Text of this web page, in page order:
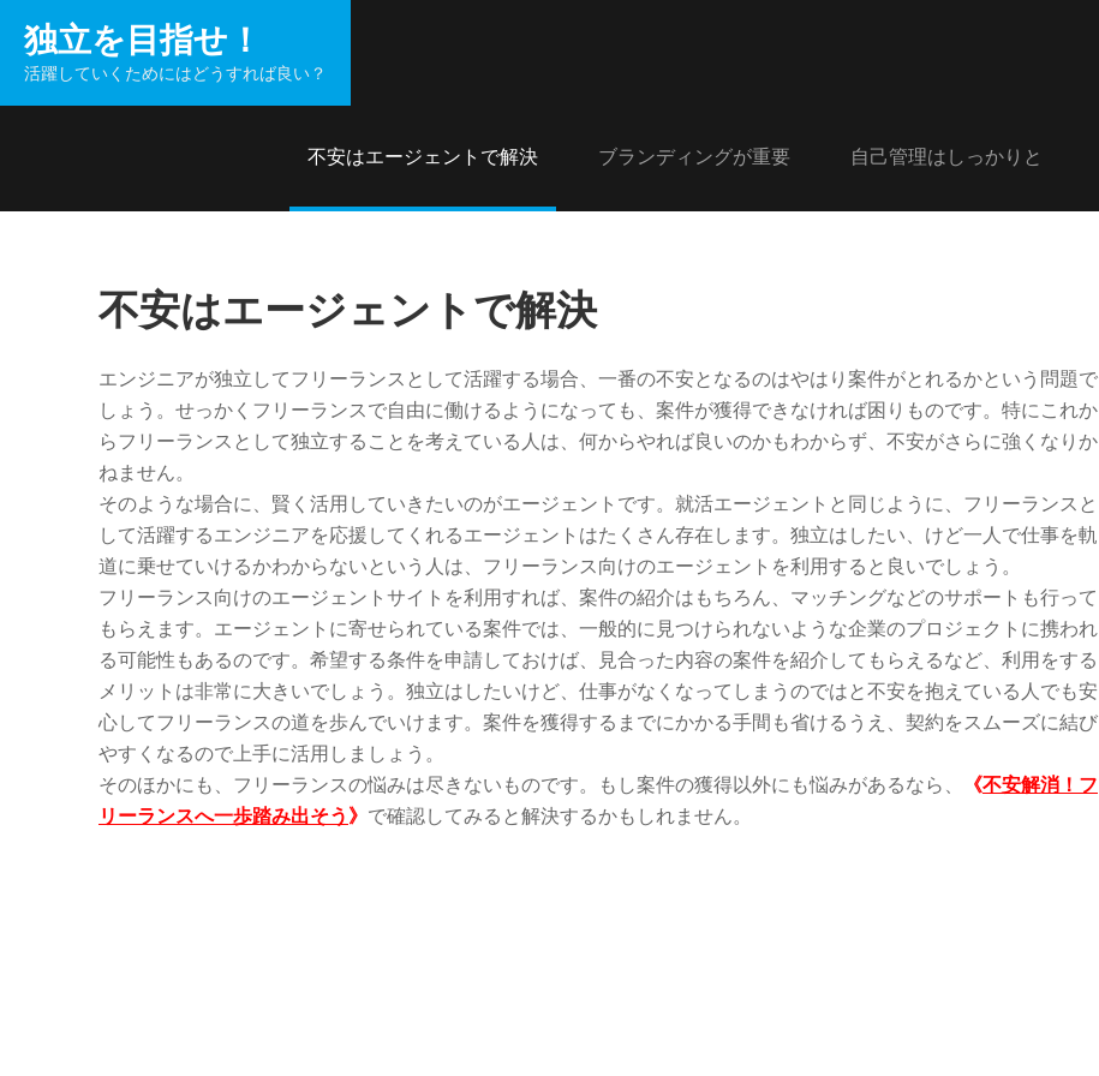
ン
独立を目指せ！
活躍していくためにはどうすれば良い？
不安はエージェントで解決 ブランディングが重要 自己管理はしっかりと
不安はエージェントで解決
エンジニアが独立してフリーランスとして活躍する場合、一番の不安となるのはやはり案件がとれるかという問題で
しょう。せっかくフリーランスで自由に働けるようになっても、案件が獲得できなければ困りものです。特にこれか
らフリーランスとして独立することを考えている人は、何からやれば良いのかもわからず、不安がさらに強くなりか
ねません。
そのような場合に、賢く活用していきたいのがエージェントです。就活エージェントと同じように、フリーランスと
して活躍するエンジニアを応援してくれるエージェントはたくさん存在します。独立はしたい、けど一人で仕事を軌
道に乗せていけるかわからないという人は、フリーランス向けのエージェントを利用すると良いでしょう。
フリーランス向けのエージェントサイトを利用すれば、案件の紹介はもちろん、マッチングなどのサポートも行って
もらえます。エージェントに寄せられている案件では、一般的に見つけられないような企業のプロジェクトに携われ
る可能性もあるのです。希望する条件を申請しておけば、見合った内容の案件を紹介してもらえるなど、利用をする
メリットは非常に大きいでしょう。独立はしたいけど、仕事がなくなってしまうのではと不安を抱えている人でも安
心してフリーランスの道を歩んでいけます。案件を獲得するまでにかかる手間も省けるうえ、契約をスムーズに結び
やすくなるので上手に活用しましょう。
そのほかにも、フリーランスの悩みは尽きないものです。もし案件の獲得以外にも悩みがあるなら、
《不安解消！フ
リーランスへ一歩踏み出そう》 で確認してみると解決するかもしれません。